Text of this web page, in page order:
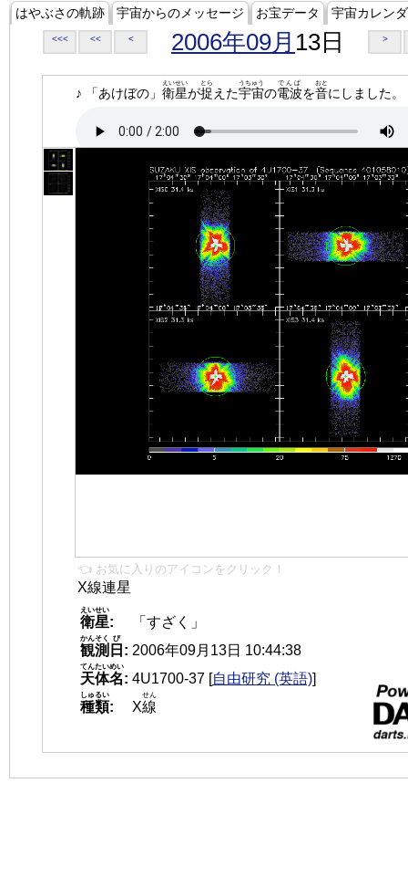
はやぶさの軌跡 宇宙からのメッセージ お宝データ 宇宙カレン
<<< << < 2006年09月 13日 >
♪ 「あけぼの」 衛星
えいせい
が捉
とら
えた宇宙
うちゅう
の電波
でんぱ
を音
おと
にしました。
👈 お気に入りのアイコンをクリック！
X線連星
衛星
えいせい
:
「すざく」
観測
かんそく
日
び
: 2006年09月13日 10:44:38
天体名
てんたいめい
: 4U1700-37 [自由研究 (英語)]
種類
しゅるい
: X線
せん